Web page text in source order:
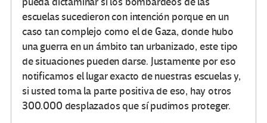
escuelas sucedieron con intención porque en un
caso tan complejo como el de Gaza, donde hubo
una guerra en un ámbito tan urbanizado, este tipo
de situaciones pueden darse. Justamente por eso
notificamos el lugar exacto de nuestras escuelas y,
si usted toma la parte positiva de eso, hay otros
300.000 desplazados que sí pudimos proteger.